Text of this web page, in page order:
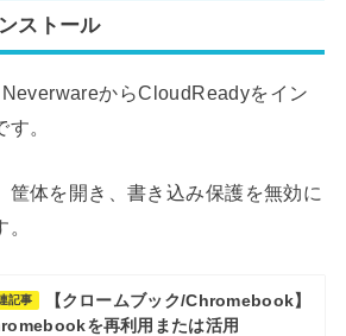
ストール
からCloudReadyをイン
。
筐体を開き、書き込み保護を無効に
。
記事
【クロームブック/Chromebook】
を再利用または活用